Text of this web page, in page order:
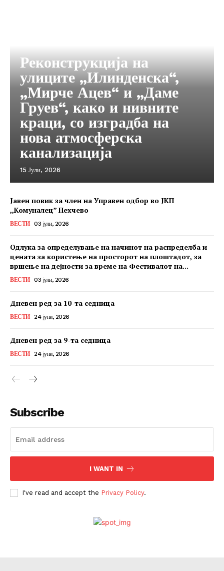
Реконструкција на
улиците „Илинденска“,
„Мирче Ацев“ и „Даме
Груев“, како и нивните
краци, со изградба на
нова атмосферска
канализација
15 Јули, 2026
Јавен повик за член на Управен одбор во ЈКП
,,Комуналец” Пехчево
ВЕСТИ 03 јули, 2026
Одлука за определување на начинот на распределба и
цената за користење на просторот на плоштадот, за
вршење на дејности за време на Фестивалот на...
ВЕСТИ 03 јули, 2026
Дневен ред за 10-та седница
ВЕСТИ 24 јуни, 2026
Дневен ред за 9-та седница
ВЕСТИ 24 јуни, 2026
Subscribe
I WANT IN
I've read and accept the Privacy Policy.